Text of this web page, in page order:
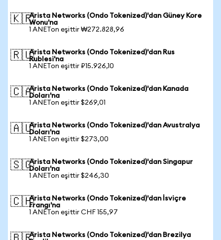
🇰🇷Arista Networks (Ondo Tokenized)'dan Güney Kore
Wonu'na
1 ANETon eşittir ₩272.828,96
🇷🇺Arista Networks (Ondo Tokenized)'dan Rus
Rublesi'na
1 ANETon eşittir ₽15.926,10
🇨🇦Arista Networks (Ondo Tokenized)'dan Kanada
Doları'na
1 ANETon eşittir $269,01
🇦🇺Arista Networks (Ondo Tokenized)'dan Avustralya
Doları'na
1 ANETon eşittir $273,00
🇸🇬Arista Networks (Ondo Tokenized)'dan Singapur
Doları'na
1 ANETon eşittir $246,30
🇨🇭Arista Networks (Ondo Tokenized)'dan İsviçre
Frangı'na
1 ANETon eşittir CHF 155,97
Arista Networks (Ondo Tokenized)'dan Brezilya